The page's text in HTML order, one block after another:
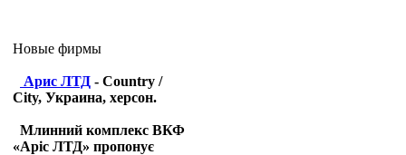
Новые фирмы
Арис ЛТД - Country /
City, Украина, херсон.
Млинний комплекс ВКФ
«Аріс ЛТД» пропонує